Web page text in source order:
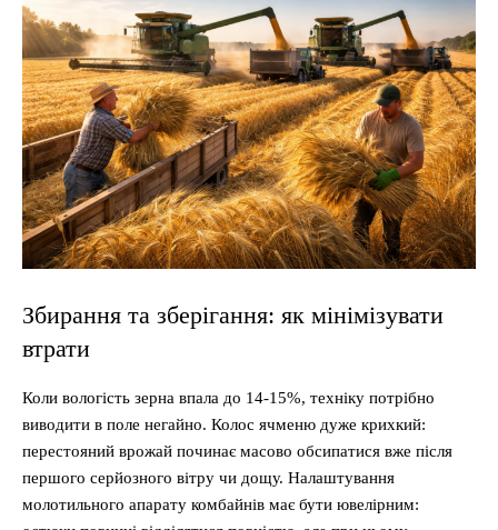
Збирання та зберігання: як мінімізувати
втрати
Коли вологість зерна впала до 14-15%, техніку потрібно
виводити в поле негайно. Колос ячменю дуже крихкий:
перестояний врожай починає масово обсипатися вже після
першого серйозного вітру чи дощу. Налаштування
молотильного апарату комбайнів має бути ювелірним: